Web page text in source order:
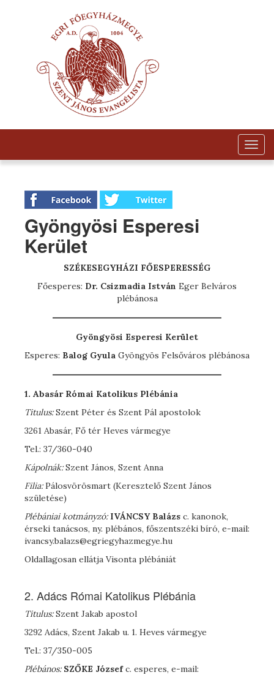
Gyöngyösi Esperesi
Kerület
SZÉKESEGYHÁZI FŐESPERESSÉG
Főesperes: Dr. Csizmadia István Eger Belváros
plébánosa
Gyöngyösi Esperesi Kerület
Esperes: Balog Gyula Gyöngyös Felsőváros plébánosa
1. Abasár Római Katolikus Plébánia
Titulus:Szent Péter és Szent Pál apostolok
3261 Abasár, Fő tér Heves vármegye
Tel.: 37/360-040
Kápolnák:Szent János, Szent Anna
Filia:Pálosvörösmart (Keresztelő Szent János
születése)
Plébániai kotmányzó: IVÁNCSY Balázs c. kanonok,
érseki tanácsos, ny. plébános, főszentszéki bíró, e-mail:
ivancsy.balazs@egriegyhazmegye.hu
Oldallagosan ellátja Visonta plébániát
2. Adács Római Katolikus Plébánia
Titulus: Szent Jakab apostol
3292 Adács, Szent Jakab u. 1. Heves vármegye
Tel.: 37/350-005
Plébános: SZŐKE József c. esperes, e-mail: